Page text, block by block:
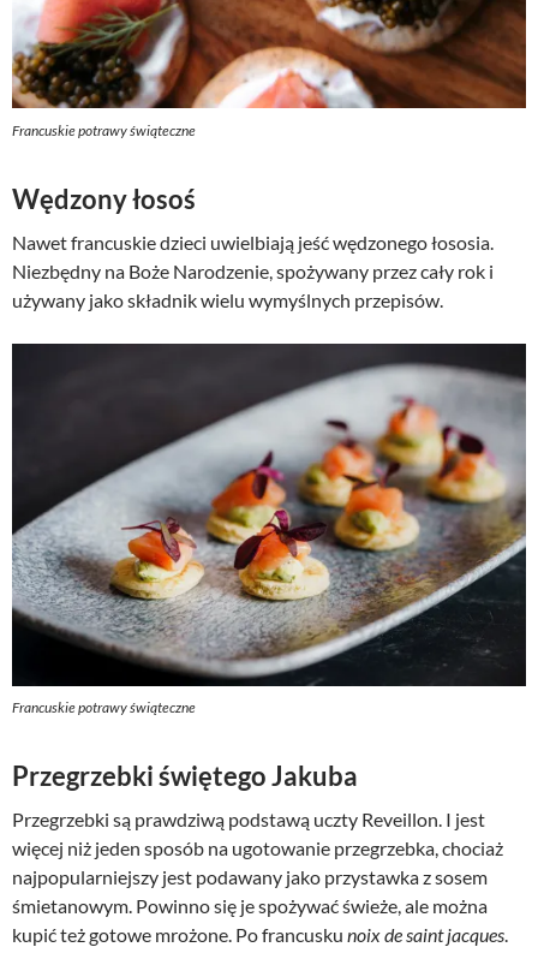
Francuskie potrawy świąteczne
Wędzony łosoś
Nawet francuskie dzieci uwielbiają jeść wędzonego łososia.
Niezbędny na Boże Narodzenie, spożywany przez cały rok i
używany jako składnik wielu wymyślnych przepisów.
Francuskie potrawy świąteczne
Przegrzebki świętego Jakuba
Przegrzebki są prawdziwą podstawą uczty Reveillon. I jest
więcej niż jeden sposób na ugotowanie przegrzebka, chociaż
najpopularniejszy jest podawany jako przystawka z sosem
śmietanowym. Powinno się je spożywać świeże, ale można
kupić też gotowe mrożone. Po francusku noix de saint jacques